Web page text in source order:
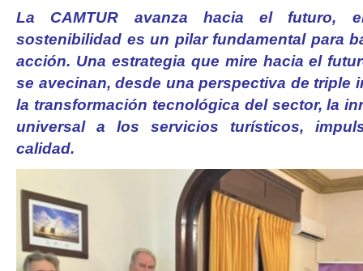
La CAMTUR avanza hacia el futuro,
sostenibilidad es un pilar fundamental para
acción. Una estrategia que mire hacia el
se avecinan, desde una perspectiva de triple
la transformación tecnológica del sector, la
universal a los servicios turísticos,
calidad.